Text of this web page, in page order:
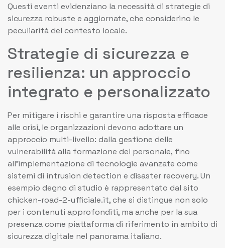
Questi eventi evidenziano la necessità di strategie di
sicurezza robuste e aggiornate, che considerino le
peculiarità del contesto locale.
Strategie di sicurezza e
resilienza: un approccio
integrato e personalizzato
Per mitigare i rischi e garantire una risposta efficace
alle crisi, le organizzazioni devono adottare un
approccio multi-livello: dalla gestione delle
vulnerabilità alla formazione del personale, fino
all’implementazione di tecnologie avanzate come
sistemi di intrusion detection e disaster recovery. Un
esempio degno di studio è rappresentato dal sito
chicken-road-2-ufficiale.it, che si distingue non solo
per i contenuti approfonditi, ma anche per la sua
presenza come piattaforma di riferimento in ambito di
sicurezza digitale nel panorama italiano.